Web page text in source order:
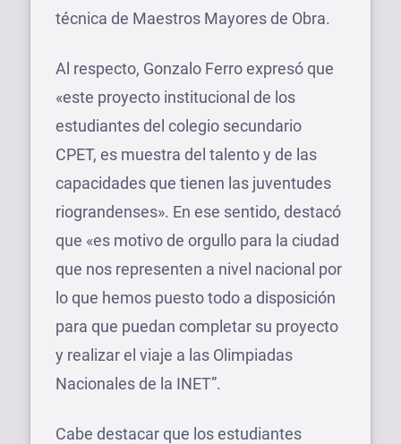
técnica de Maestros Mayores de Obra.
Al respecto, Gonzalo Ferro expresó que
«este proyecto institucional de los
estudiantes del colegio secundario
CPET, es muestra del talento y de las
capacidades que tienen las juventudes
riograndenses». En ese sentido, destacó
que «es motivo de orgullo para la ciudad
que nos representen a nivel nacional por
lo que hemos puesto todo a disposición
para que puedan completar su proyecto
y realizar el viaje a las Olimpiadas
Nacionales de la INET”.
Cabe destacar que los estudiantes